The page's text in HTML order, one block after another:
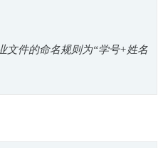
文件的命名规则为“学号+姓名